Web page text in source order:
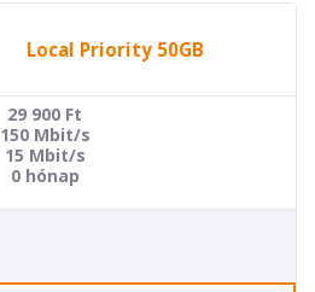
Local Priority 50GB
29 900 Ft
150 Mbit/s
15 Mbit/s
0 hónap